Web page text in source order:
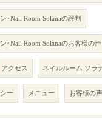
･Nail Room Solanaの評判
･Nail Room Solanaのお客様の声
アクセス ネイルルーム ソラ
ー メニュー お客様の声